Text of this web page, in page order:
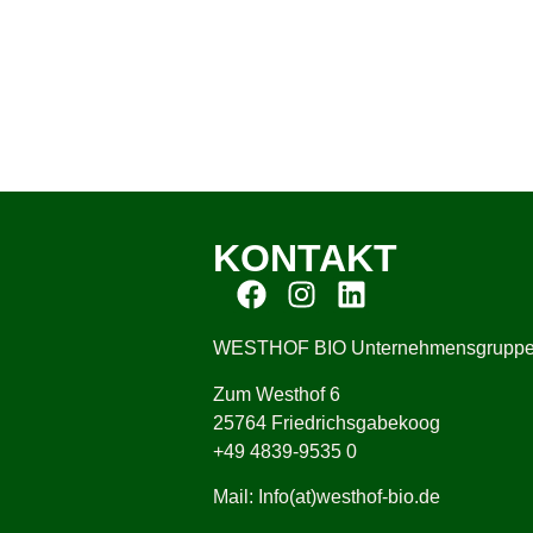
KONTAKT
WESTHOF BIO
Zum Westhof 6
25764 Friedrichsgabekoog
+49 4839-9535 0
Mail: Info(at)westhof-bio.de